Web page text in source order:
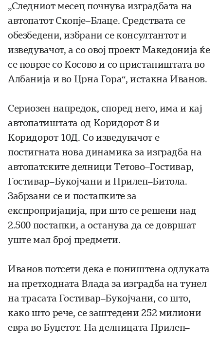
„Следниот месец почнува изградбата на
автопатот Скопје–Блаце. Средствата се
обезбедени, избрани се консултантот и
изведувачот, а со овој проект Македонија ќе
се поврзе со Косово и со пристаништата во
Албанија и во Црна Гора“, истакна Иванов.
Сериозен напредок, според него, има и кај
автопатиштата од Коридорот 8 и
Коридорот 10Д. Со изведувачот е
постигната нова динамика за изградба на
автопатските делници Тетово–Гостивар,
Гостивар–Букојчани и Прилеп–Битола.
Забрзани се и постапките за
експропријација, при што се решени над
2.500 постапки, а останува да се довршат
уште мал број предмети.
Иванов потсети дека е поништена одлуката
на претходната Влада за изградба на тунел
на трасата Гостивар–Букојчани, со што,
како што рече, се заштедени 252 милиони
евра во Буџетот. На делницата Прилеп–